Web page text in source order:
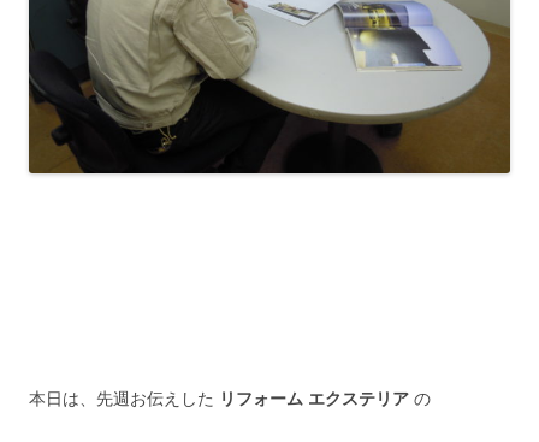
本日は、先週お伝えした リフォーム エクステリア の